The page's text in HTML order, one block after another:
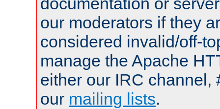
our moderators if they
considered invalid/off-
manage the Apache
either our IRC channel,
our mailing lists.